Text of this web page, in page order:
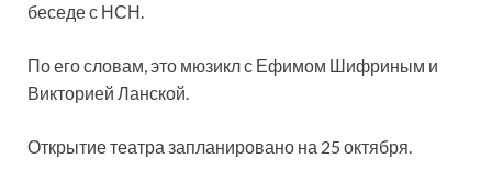
беседе с НСН.
По его словам, это мюзикл с Ефимом Шифриным и
Викторией Ланской.
Открытие театра запланировано на 25 октября.